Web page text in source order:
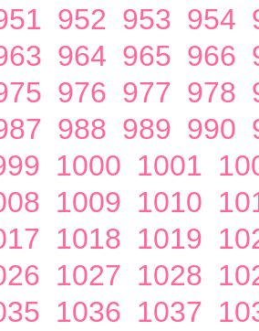
952 953 954
964 965 966
976 977 978
988 989 990
1000 1001
1009 1010
1018 1019
1027 1028
1036 1037